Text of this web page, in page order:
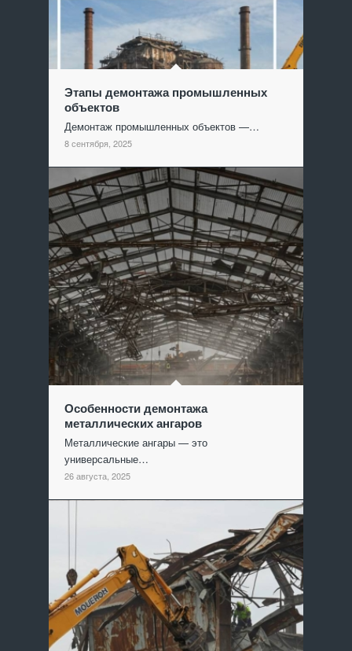
Этапы демонтажа промышленных
объектов
Демонтаж промышленных объектов —…
8 сентября, 2025
Особенности демонтажа
металлических ангаров
Металлические ангары — это
универсальные…
26 августа, 2025